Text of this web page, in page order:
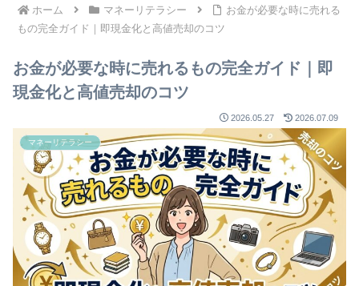
ホーム マネーリテラシー
お金が必要な時に売れる
もの完全ガイド｜即現金化と高値売却のコツ
お金が必要な時に売れるもの完全ガイド｜即
現金化と高値売却のコツ
2026.05.27 2026.07.09
マネーリテラシー